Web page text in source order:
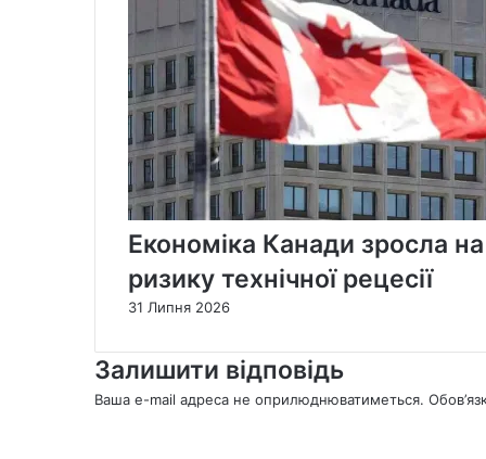
Економіка Канади зросла
ризику технічної рецесії
31 Липня 2026
Залишити відповідь
Ваша e-mail адреса не оприлюднюватиметься.